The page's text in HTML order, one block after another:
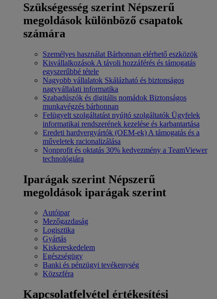
Szükségesség szerint Népszerű
megoldások különböző csapatok
számára
Személyes használat Bárhonnan elérhető eszközök
Kisvállalkozások A távoli hozzáférés és támogatás
egyszerűbbé tétele
Nagyobb vállalatok Skálázható és biztonságos
nagyvállalati informatika
Szabadúszók és digitális nomádok Biztonságos
munkavégzés bárhonnan
Felügyelt szolgáltatást nyújtó szolgáltatók Ügyfelek
informatikai rendszerének kezelése és karbantartása
Eredeti hardvergyártók (OEM-ek) A támogatás és a
műveletek racionalizálása
Nonprofit és oktatás 30% kedvezmény a TeamViewer
technológiára
Iparágak szerint Népszerű
megoldások iparágak szerint
Autóipar
Mezőgazdaság
Logisztika
Gyártás
Kiskereskedelem
Egészségügy
Banki és pénzügyi tevékenység
Közszféra
Kapcsolatfelvétel értékesítési